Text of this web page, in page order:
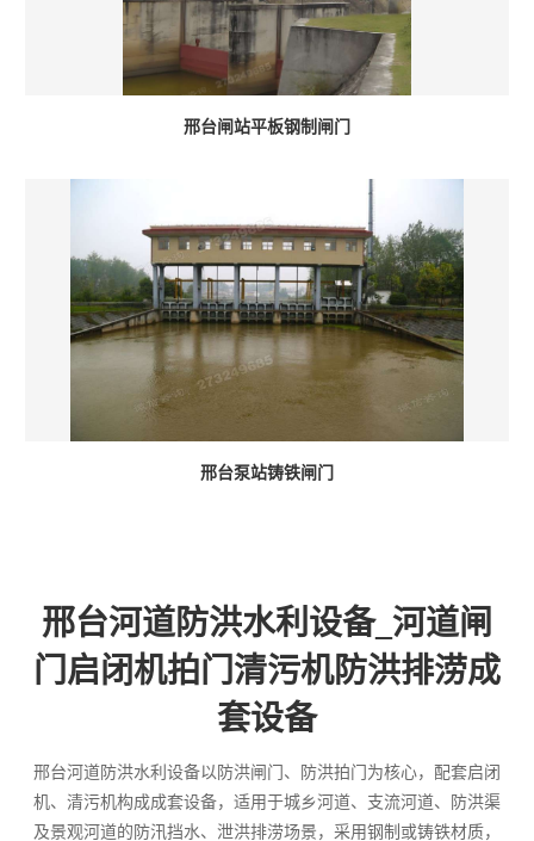
邢台闸站平板钢制闸门
邢台泵站铸铁闸门
邢台河道防洪水利设备_河道闸
门启闭机拍门清污机防洪排涝成
套设备
邢台河道防洪水利设备以防洪闸门、防洪拍门为核心，配套启闭
机、清污机构成成套设备，适用于城乡河道、支流河道、防洪渠
及景观河道的防汛挡水、泄洪排涝场景，采用钢制或铸铁材质，